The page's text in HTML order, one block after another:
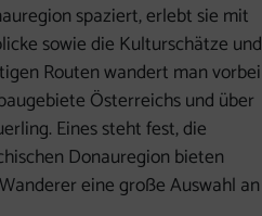
spaziert, erlebt sie mit
sowie die Kulturschätze und
Routen wandert man vorbei
Österreichs und über
Eines steht fest, die
Donauregion bieten
eine große Auswahl an